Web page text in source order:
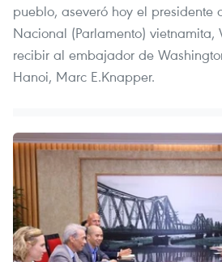
pueblo, aseveró hoy el presidente
Nacional (Parlamento) vietnamita,
recibir al embajador de
Hanoi, Marc E.Knapper.